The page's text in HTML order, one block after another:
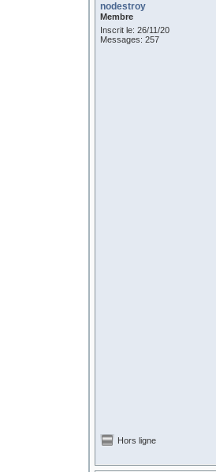
nodestroy
Membre
Inscrit le: 26/11/20
Messages: 257
Hors ligne